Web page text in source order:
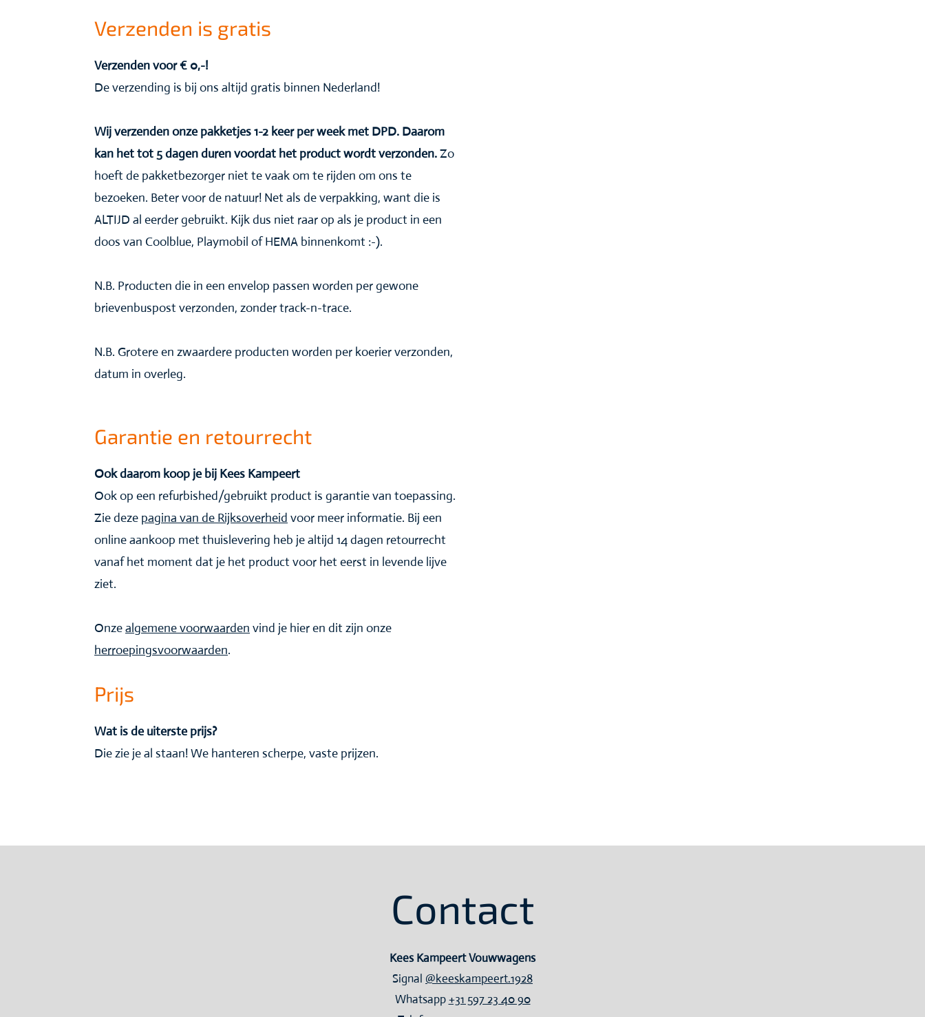
Verzenden is gratis
Verzenden voor € 0,-!
De verzending is bij ons altijd gratis binnen Nederland!
Wij verzenden onze pakketjes 1-2 keer per week met DPD. Daarom
kan het tot 5 dagen duren voordat het product wordt verzonden.Zo
hoeft de pakketbezorger niet te vaak om te rijden om ons te
bezoeken. Beter voor de natuur! Net als de verpakking, want die is
ALTIJD al eerder gebruikt. Kijk dus niet raar op als je product in een
doos van Coolblue, Playmobil of HEMA binnenkomt :-).
N.B. Producten die in een envelop passen worden per gewone
brievenbuspost verzonden, zonder track-n-trace.
N.B. Grotere en zwaardere producten worden per koerier verzonden,
datum in overleg.
Garantie en retourrecht
Ook daarom koop je bij Kees Kampeert
Ook op een refurbished/gebruikt product is garantie van toepassing.
Zie deze pagina van de Rijksoverheid voor meer informatie. Bij een
online aankoop met thuislevering heb je altijd 14 dagen retourrecht
vanaf het moment dat je het product voor het eerst in levende lijve
ziet.
Onzealgemene voorwaarden vind je hier en dit zijn onze
herroepingsvoorwaarden.
Prijs
Wat is de uiterste prijs?
Die zie je al staan! We hanteren scherpe, vaste prijzen.
Contact
Kees Kampeert Vouwwagens
Signal @keeskampeert.1928
Whatsapp+31 597 23 40 90